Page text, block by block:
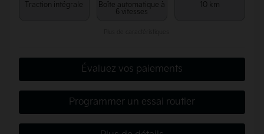
Traction intégrale
Boîte automatique à
6 vitesses
10 km
Évaluez vos paiements
Programmer un essai routier